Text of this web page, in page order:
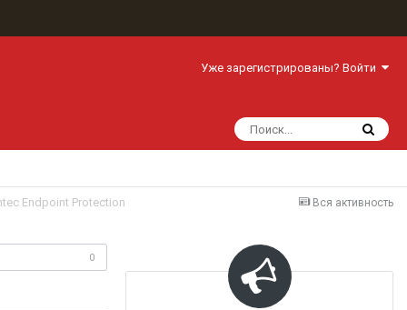
Уже зарегистрированы? Войти
Вся активность
Endpoint Protection
0